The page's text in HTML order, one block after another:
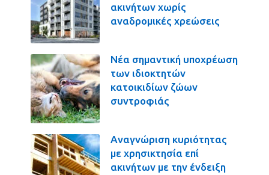
ακινήτων χωρίς
αναδρομικές χρεώσεις
Νέα σημαντική υποχρέωση
των ιδιοκτητών
κατοικιδίων ζώων
συντροφιάς
Αναγνώριση κυριότητας
με χρησικτησία επί
ακινήτων με την ένδειξη